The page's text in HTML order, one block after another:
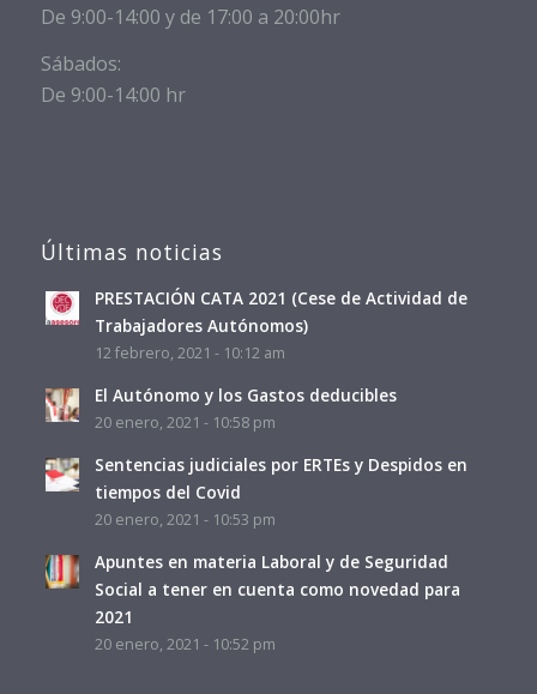
De 9:00-14:00 y de 17:00 a 20:00hr
Sábados:
De 9:00-14:00 hr
Últimas noticias
PRESTACIÓN CATA 2021 (Cese de Actividad de
Trabajadores Autónomos)
12 febrero, 2021 - 10:12 am
El Autónomo y los Gastos deducibles
20 enero, 2021 - 10:58 pm
Sentencias judiciales por ERTEs y Despidos en
tiempos del Covid
20 enero, 2021 - 10:53 pm
Apuntes en materia Laboral y de Seguridad
Social a tener en cuenta como novedad para
2021
20 enero, 2021 - 10:52 pm